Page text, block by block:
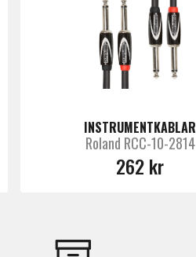
INSTRUMENTKABLAR
Roland RCC-10-2814
262 kr